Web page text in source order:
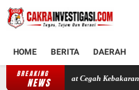
HOME BERITA DAERAH
BREAKING
NEWS
Cegah Kebakaran Polda